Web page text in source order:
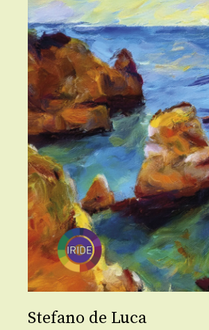
Stefano de Luca